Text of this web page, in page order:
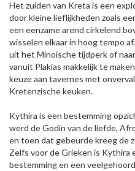
Het zuiden van Kreta is een
door kleine lieflijkheden zoals
een eenzame arend cirkelend
wisselen elkaar in hoog tempo
uit het Minoische tijdperk of
vanuit Plakias makkelijk te
keuze aan tavernes met
Kretenzische keuken.
Kythira is een bestemming
werd de Godin van de liefde,
en toen dat gebeurde kreeg de
Zelfs voor de Grieken is Kythira
bestemming en een